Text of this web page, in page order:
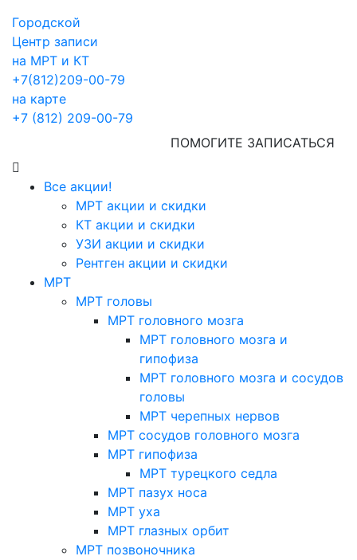
Городской
Центр записи
на МРТ и КТ
+7(812)209-00-79
на карте
+7 (812) 209-00-79
ПОМОГИТЕ ЗАПИСАТЬСЯ
Все акции!
МРТ акции и скидки
КТ акции и скидки
УЗИ акции и скидки
Рентген акции и скидки
МРТ
МРТ головы
МРТ головного мозга
МРТ головного мозга и
гипофиза
МРТ головного мозга и сосудов
головы
МРТ черепных нервов
МРТ сосудов головного мозга
МРТ гипофиза
МРТ турецкого седла
МРТ пазух носа
МРТ уха
МРТ глазных орбит
МРТ позвоночника